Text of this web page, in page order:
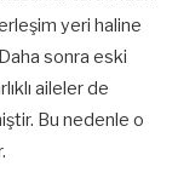
yeri haline
sonra eski
aileler de
Bu nedenle o